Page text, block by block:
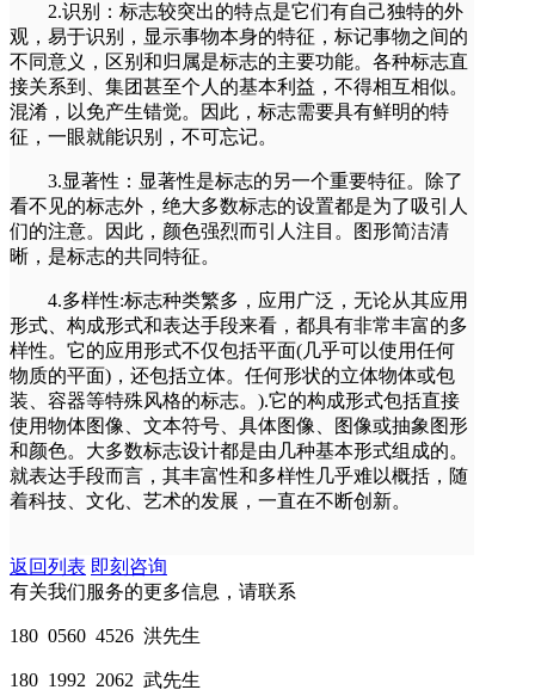
2.识别：标志较突出的特点是它们有自己独特的外
观，易于识别，显示事物本身的特征，标记事物之间的
不同意义，区别和归属是标志的主要功能。各种标志直
接关系到、集团甚至个人的基本利益，不得相互相似。
混淆，以免产生错觉。因此，标志需要具有鲜明的特
征，一眼就能识别，不可忘记。
3.显著性：显著性是标志的另一个重要特征。除了
看不见的标志外，绝大多数标志的设置都是为了吸引人
们的注意。因此，颜色强烈而引人注目。图形简洁清
晰，是标志的共同特征。
4.多样性:标志种类繁多，应用广泛，无论从其应用
形式、构成形式和表达手段来看，都具有非常丰富的多
样性。它的应用形式不仅包括平面(几乎可以使用任何
物质的平面)，还包括立体。任何形状的立体物体或包
装、容器等特殊风格的标志。).它的构成形式包括直接
使用物体图像、文本符号、具体图像、图像或抽象图形
和颜色。大多数标志设计都是由几种基本形式组成的。
就表达手段而言，其丰富性和多样性几乎难以概括，随
着科技、文化、艺术的发展，一直在不断创新。
返回列表 即刻咨询
有关我们服务的更多信息，请联系
180 0560 4526 洪先生
180 1992 2062 武先生